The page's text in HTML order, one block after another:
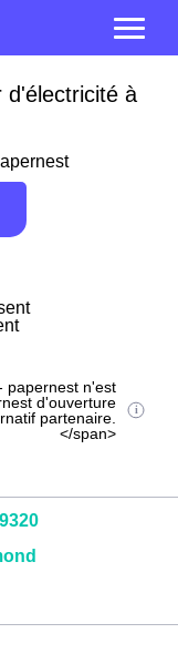
d'électricité à
papernest n'est
d'ouverture
partenaire.
</span>